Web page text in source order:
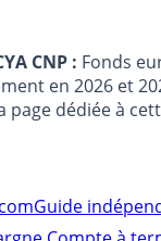
CNP : Fonds
en 2026 et
page dédiée à
Guide